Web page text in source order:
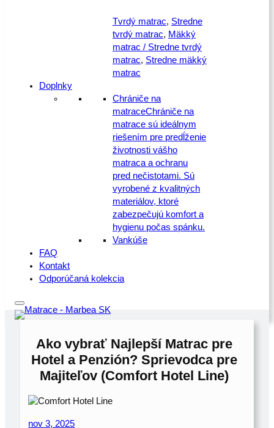
Tvrdý matrac, Stredne
tvrdý matrac, Mäkký
matrac / Stredne tvrdý
matrac, Stredne mäkký
matrac
Doplnky
Chrániče na
matraceChrániče na
matrace sú ideálnym
riešením pre predĺženie
životnosti vášho
matraca a ochranu
pred nečistotami. Sú
vyrobené z kvalitných
materiálov, ktoré
zabezpečujú komfort a
hygienu počas spánku.
Vankúše
FAQ
Kontakt
Odporúčaná kolekcia
Ako vybrať Najlepší Matrac pre
Hotel a Penzión? Sprievodca pre
Majiteľov (Comfort Hotel Line)
nov 3, 2025